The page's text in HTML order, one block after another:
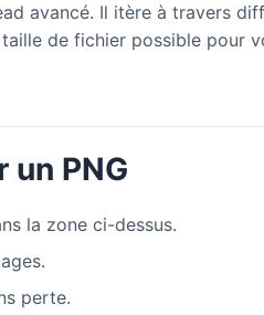
avancé. Il itère à travers
de fichier possible pour
PNG
la zone ci-dessus.
perte.